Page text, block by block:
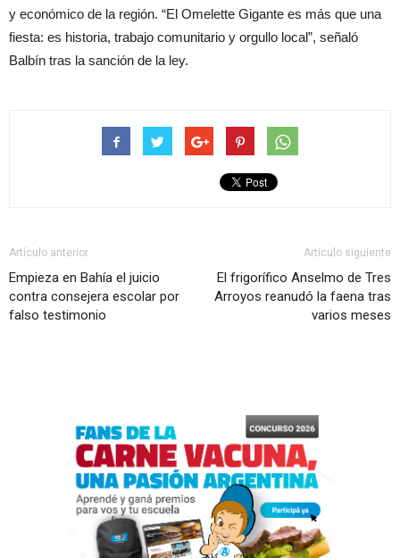
y económico de la región. “El Omelette Gigante es más que una
fiesta: es historia, trabajo comunitario y orgullo local”, señaló
Balbín tras la sanción de la ley.
Artículo anterior
Empieza en Bahía el juicio
contra consejera escolar por
falso testimonio
Artículo siguiente
El frigorífico Anselmo de Tres
Arroyos reanudó la faena tras
varios meses